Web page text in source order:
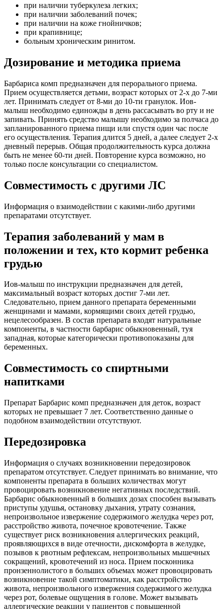
при наличии туберкулеза легких;
при наличии заболеваний почек;
при наличии на коже гнойничков;
при крапивнице;
больным хроническим ринитом.
Дозирование и методика приема
Барбариса комп предназначен для перорального приема.
Прием осуществляется детьми, возраст которых от 2-х до 7-ми
лет. Принимать следует от 8-ми до 10-ти гранулок. Иов-
малыш необходимо единожды в день рассасывать во рту и не
запивать. Принять средство малышу необходимо за полчаса до
запланированного приема пищи или спустя один час после
его осуществления. Терапия длится 5 дней, а далее следует 2-х
дневный перерыв. Общая продолжительность курса должна
быть не менее 60-ти дней. Повторение курса возможно, но
только после консультации со специалистом.
Совместимость с другими ЛС
Информация о взаимодействии с какими-либо другими
препаратами отсутствует.
Терапия заболеваний у мам в
положении и тех, кто кормит ребенка
грудью
Иов-малыш по инструкции предназначен для детей,
максимальный возраст которых достиг 7-ми лет.
Следовательно, прием данного препарата беременными
женщинами и мамами, кормящими своих детей грудью,
нецелесообразен. В состав препарата входят натуральные
компоненты, в частности барбарис обыкновенный, туя
западная, которые категорически противопоказаны для
беременных.
Совместимость со спиртными
напитками
Препарат Барбарис комп предназначен для деток, возраст
которых не превышает 7 лет. Соответственно данные о
подобном взаимодействии отсутствуют.
Передозировка
Информация о случаях возникновении передозировок
препаратом отсутствует. Следует принимать во внимание, что
компоненты препарата в больших количествах могут
провоцировать возникновение негативных последствий.
Барбарис обыкновенный в больших дозах способен вызывать
приступы удушья, остановку дыхания, утрату сознания,
непроизвольное извержение содержимого желудка через рот,
расстройство живота, почечное кровотечение. Также
существует риск возникновения аллергических реакций,
проявляющихся в виде отечности, дискомфорта в желудке,
позывов к рвотным рефлексам, непроизвольных мышечных
сокращений, кровотечений из носа. Прием посконника
пронзеннолистого в больших объемах может провоцировать
возникновение такой симптоматики, как расстройство
живота, непроизвольного извержения содержимого желудка
через рот, болевые ощущения в голове. Может вызывать
аллергические реакции у пациентов с повышенной